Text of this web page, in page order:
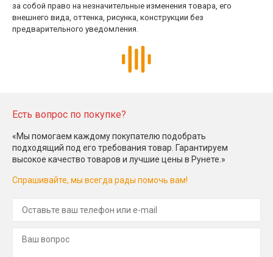
за собой право на незначительные изменения товара, его
внешнего вида, оттенка, рисунка, конструкции без
предварительного уведомления.
Есть вопрос по покупке?
«Мы помогаем каждому покупателю подобрать
подходящий под его требования товар. Гарантируем
высокое качество товаров и лучшие цены в Рунете.»
Спрашивайте, мы всегда рады помочь вам!